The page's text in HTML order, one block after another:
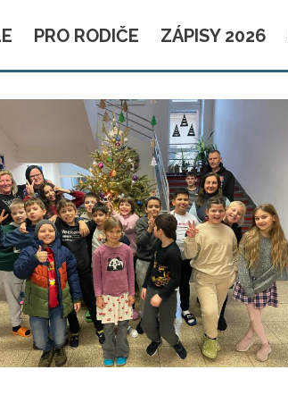
PRO RODIČE ZÁPISY 2026